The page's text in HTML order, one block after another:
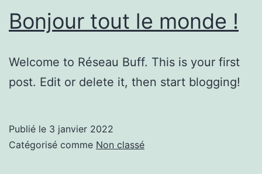
Bonjour tout le monde !
Welcome to Réseau Buff. This is your first
post. Edit or delete it, then start blogging!
Publié le 3 janvier 2022
Catégorisé comme Non classé